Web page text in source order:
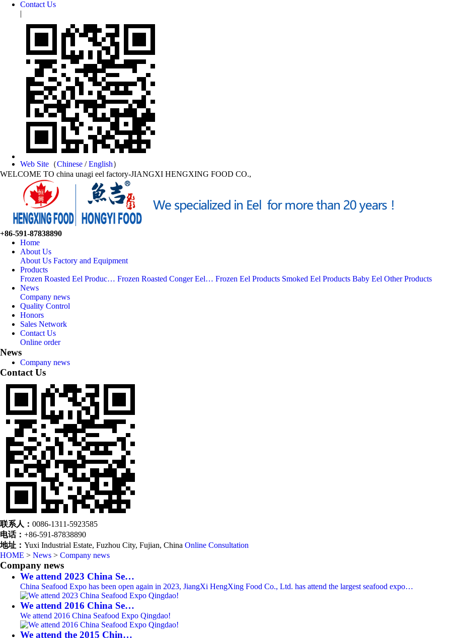
Contact Us
|
Web Site （Chinese /English）
WELCOME TO china unagi eel factory-JIANGXI HENGXING FOOD CO.,
+86-591-87838890
Home
About Us
About Us Factory and Equipment
Products
Frozen Roasted Eel Produc… Frozen Roasted Conger Eel… Frozen Eel Products Smoked Eel Products Baby Eel Other Products
News
Company news
Quality Control
Honors
Sales Network
Contact Us
Online order
News
Company news
Contact Us
联系人： 0086-1311-5923585
电话： +86-591-87838890
地址： Yuxi Industrial Estate, Fuzhou City, Fujian, China Online Consultation
HOME > News > Company news
Company news
We attend 2023 China Se…
China Seafood Expo has been open again in 2023, JiangXi HengXing Food Co., Ltd. has attend the largest seafood expo…
We attend 2016 China Se…
We attend 2016 China Seafood Expo Qingdao!
We attend the 2015 Chin…